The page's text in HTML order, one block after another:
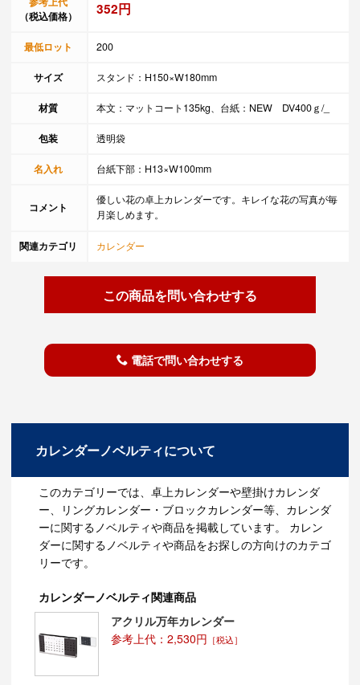
（税込価格）
352円
最低ロット 200
サイズ スタンド：H150×W180mm
材質 本文：マットコート135kg、台紙：NEW DV400ｇ/_
包装 透明袋
名入れ 台紙下部：H13×W100mm
コメント
優しい花の卓上カレンダーです。キレイな花の写真が毎
月楽しめます。
関連カテゴリ カレンダー
この商品を問い合わせする
電話で問い合わせする
カレンダーノベルティについて
このカテゴリーでは、卓上カレンダーや壁掛けカレンダ
ー、リングカレンダー・ブロックカレンダー等、カレンダ
ーに関するノベルティや商品を掲載しています。 カレン
ダーに関するノベルティや商品をお探しの方向けのカテゴ
リーです。
カレンダーノベルティ関連商品
アクリル万年カレンダー
参考上代：2,530円 ［税込］